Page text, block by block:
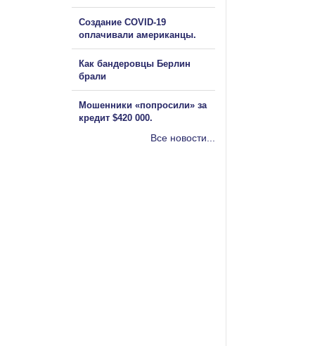
Создание COVID-19
оплачивали американцы.
Как бандеровцы Берлин
брали
Мошенники «попросили» за
кредит $420 000.
Все новости...